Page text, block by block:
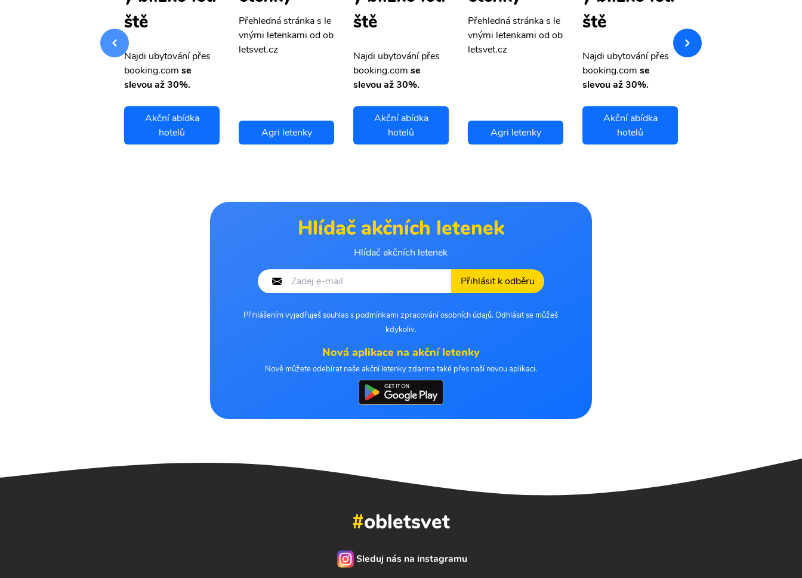
vnými letenkami od ob
ště
Najdi ubytování přes
booking.com se
slevou až 30%.
Akční abídka
hotelů
Přehledná stránka s le
vnými letenkami od ob
letsvet.cz
Agri letenky
ště
Najdi ubytování přes
booking.com se
slevou až 30%.
Akční abídka
hotelů
Přehledná stránka s le
vnými letenkami od ob
letsvet.cz
Agri letenky
ště
Najdi ubytování přes
booking.com se
slevou až 30%.
Akční abídka
hotelů
vnými letenkami od ob
letsvet.cz
Hlídač akčních letenek
Hlídač akčních letenek
Přihlásit k odběru
Přihlášením vyjadřuješ souhlas s podmínkami zpracování osobních údajů. Odhlásit se můžeš
kdykoliv.
Nová aplikace na akční letenky
Nově můžete odebírat naše akční letenky zdarma také přes naší novou aplikaci.
#obletsvet
Sleduj nás na instagramu